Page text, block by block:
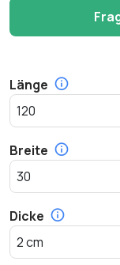
Länge
Breite
Dicke